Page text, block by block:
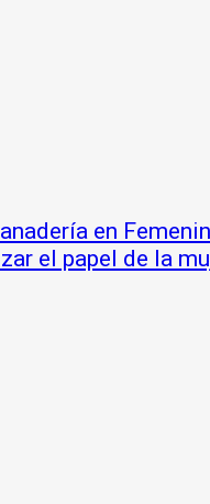
en
el papel de la